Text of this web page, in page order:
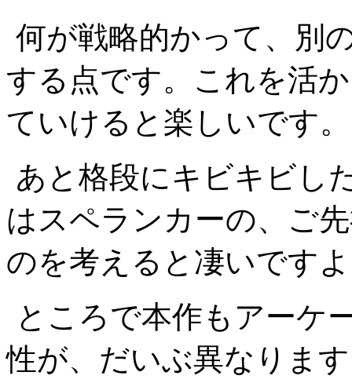
何が戦略的かって、別
する点です。これを活
ていけると楽しいです。
あと格段にキビキビし
はスペランカーの、ご
のを考えると凄いです
ところで本作もアーケ
性が、だいぶ異なりま